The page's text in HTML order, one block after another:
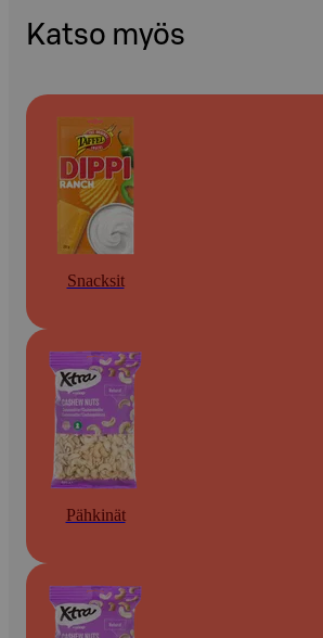
Katso myös
Snacksit
Pähkinät